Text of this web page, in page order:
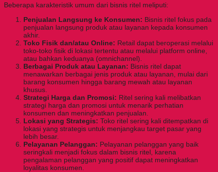
Beberapa karakteristik umum dari bisnis ritel meliputi:
Penjualan Langsung ke Konsumen: Bisnis ritel fokus pada
penjualan langsung produk atau layanan kepada konsumen
akhir.
Toko Fisik dan/atau Online: Retail dapat beroperasi melalui
toko-toko fisik di lokasi tertentu atau melalui platform online,
atau bahkan keduanya (omnichannel).
Berbagai Produk atau Layanan: Bisnis ritel dapat
menawarkan berbagai jenis produk atau layanan, mulai dari
barang konsumen hingga barang mewah atau layanan
khusus.
Strategi Harga dan Promosi: Ritel sering kali melibatkan
strategi harga dan promosi untuk menarik perhatian
konsumen dan meningkatkan penjualan.
Lokasi yang Strategis: Toko ritel sering kali ditempatkan di
lokasi yang strategis untuk menjangkau target pasar yang
lebih besar.
Pelayanan Pelanggan: Pelayanan pelanggan yang baik
seringkali menjadi fokus dalam bisnis ritel, karena
pengalaman pelanggan yang positif dapat meningkatkan
loyalitas konsumen.